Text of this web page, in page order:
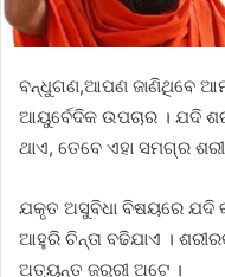
ବନ୍ଧୁଗଣ,ଆପଣ ଜାଣିଥିବେ
ଆୟୁର୍ବେଦିକ ଉପଚାର । ଯଦି
ଥାଏ, ତେବେ ଏହା ସମଗ୍ର
ଯକୃତ ଅସୁବିଧା ବିଷୟରେ ଯଦି
ଆହୁରି ଚିନ୍ତା ବଢିଯାଏ ।
ଅତ୍ୟନ୍ତ ଜରୁରୀ ଅଟେ ।